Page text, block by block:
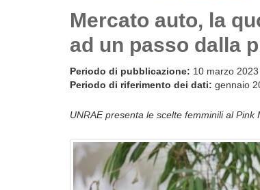
Mercato auto, la
ad un passo dalla
Periodo di pubblicazione: 10 marzo 2023
Periodo di riferimento dei dati: gennaio
UNRAE presenta le scelte femminili al Pink